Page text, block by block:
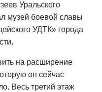
Уральского
музей боевой славы
УДТК» города
на расширение
он сейчас
Весь третий этаж